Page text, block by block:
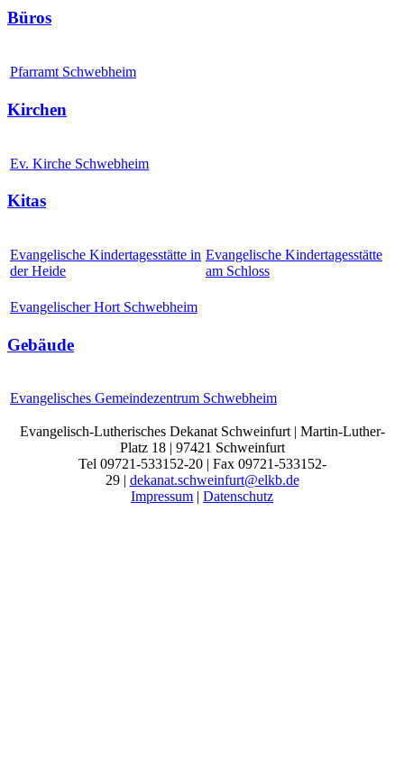
Büros
Pfarramt Schwebheim
Kirchen
Ev. Kirche Schwebheim
Kitas
Evangelische Kindertagesstätte in
der Heide
Evangelische Kindertagesstätte
am Schloss
Evangelischer Hort Schwebheim
Gebäude
Evangelisches Gemeindezentrum Schwebheim
Evangelisch-Lutherisches Dekanat Schweinfurt | Martin-Luther-
Platz 18 | 97421 Schweinfurt
Tel 09721-533152-20 | Fax 09721-533152-
29 | dekanat.schweinfurt@elkb.de
Impressum
Datenschutz